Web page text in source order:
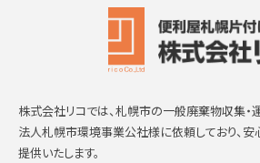
株式会社リコでは、札幌市の一般廃棄物収集
法人札幌市環境事業公社様に依頼しており、
提供いたします。